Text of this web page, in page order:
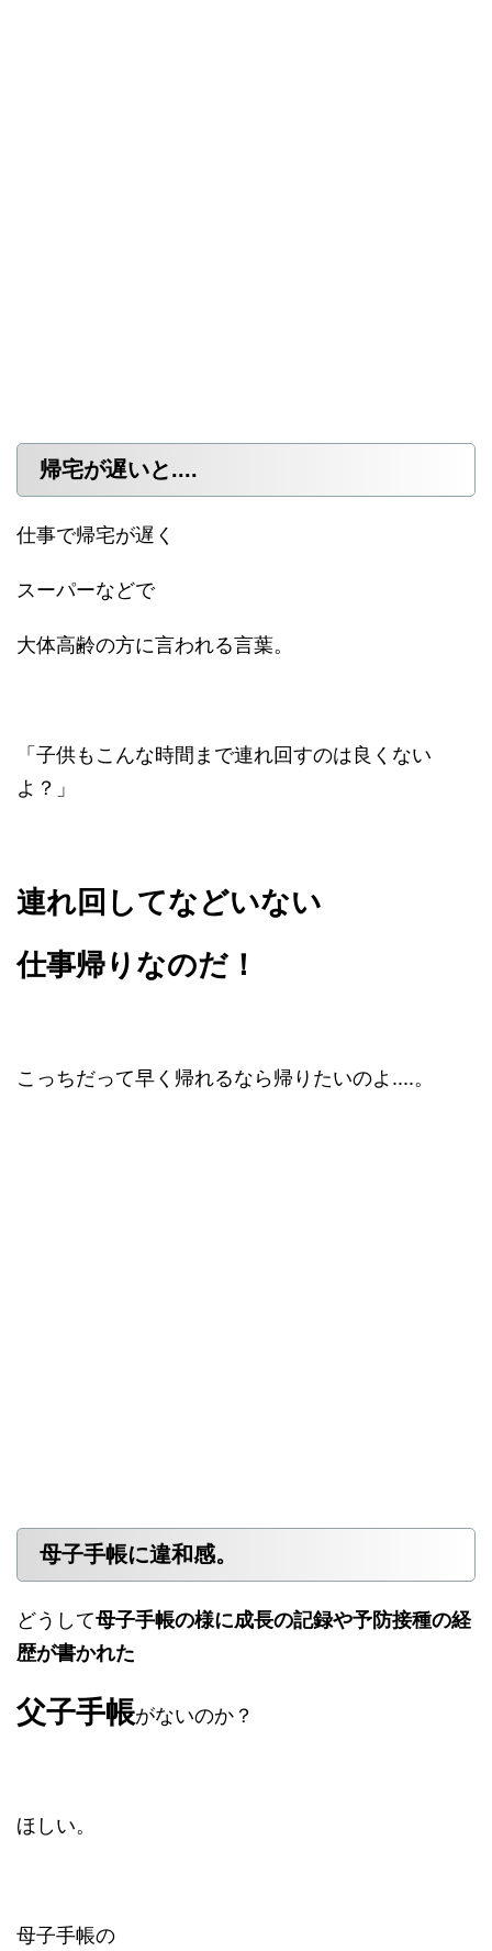
帰宅が遅いと....
仕事で帰宅が遅く
スーパーなどで
大体高齢の方に言われる言葉。
「子供もこんな時間まで連れ回すのは良くない
よ？」
連れ回してなどいない
仕事帰りなのだ！
こっちだって早く帰れるなら帰りたいのよ....。
母子手帳に違和感。
どうして母子手帳の様に成長の記録や予防接種の経
歴が書かれた
父子手帳がないのか？
ほしい。
母子手帳の